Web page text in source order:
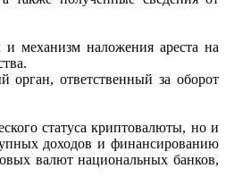
и механизм наложения ареста на
орган, ответственный за оборот
статуса криптовалюты, но и
доходов ифинансированию
валют национальных банков,